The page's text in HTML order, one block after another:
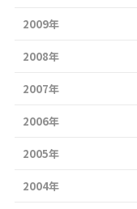
2009年
2008年
2007年
2006年
2005年
2004年